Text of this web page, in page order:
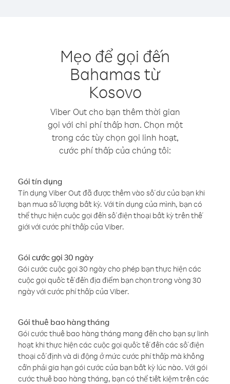
Mẹo để gọi đến
Bahamas từ
Kosovo
Viber Out cho bạn thêm thời gian
gọi với chi phí thấp hơn. Chọn một
trong các tùy chọn gọi linh hoạt,
cước phí thấp của chúng tôi:
Gói tín dụng
Tín dụng Viber Out đã được thêm vào số dư của bạn khi
bạn mua số lượng bất kỳ. Với tín dụng của mình, bạn có
thể thực hiện cuộc gọi đến số điện thoại bất kỳ trên thế
giới với cước phí thấp của Viber.
Gói cước gọi 30 ngày
Gói cước cuộc gọi 30 ngày cho phép bạn thực hiện các
cuộc gọi quốc tế đến địa điểm bạn chọn trong vòng 30
ngày với cước phí thấp của Viber.
Gói thuê bao hàng tháng
Gói cước thuê bao hàng tháng mang đến cho bạn sự linh
hoạt khi thực hiện các cuộc gọi quốc tế đến các số điện
thoại cố định và di động ở mức cước phí thấp mà không
cần phải gia hạn gói cước của bạn bất kỳ lúc nào. Với gói
cước thuê bao hàng tháng, bạn có thể tiết kiệm trên các